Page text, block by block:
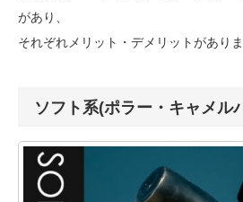
があり、
それぞれメリット・デメリットがありま
ソフト系(ポラー・キャメル